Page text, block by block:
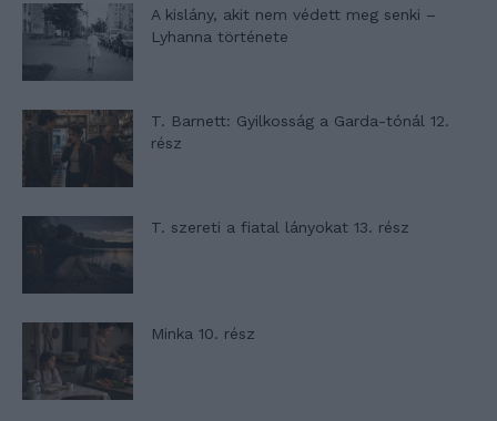
A kislány, akit nem védett meg senki –
Lyhanna története
T. Barnett: Gyilkosság a Garda-tónál 12.
rész
T. szereti a fiatal lányokat 13. rész
Minka 10. rész